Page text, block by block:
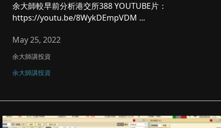
余大師較早前分析港交所388 YOUTUBE片：
https://youtu.be/8WykDEmpVDM ...
May 25, 2022
余大師講投資
余大師講投資